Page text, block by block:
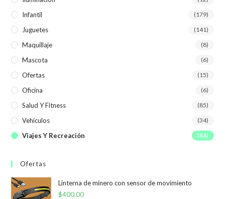
Infantil (179)
Juguetes (141)
Maquillaje (8)
Mascota (6)
Ofertas (15)
Oficina (6)
Salud Y Fitness (85)
Vehículos (34)
Viajes Y Recreación (84)
Ofertas
Linterna de minero con sensor de movimiento
$400,00